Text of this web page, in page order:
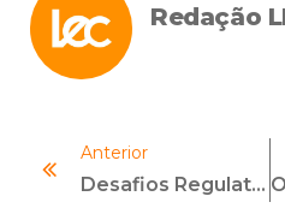
Redação
Anterior
Desafios Regulatórios E Perspectivas Para A Criptoeconomia No Brasil